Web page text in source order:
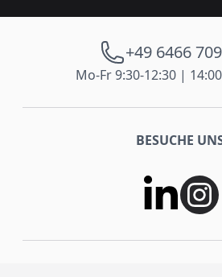
+49 6466
Mo-Fr 9:30-12:30 |
BESUCHE